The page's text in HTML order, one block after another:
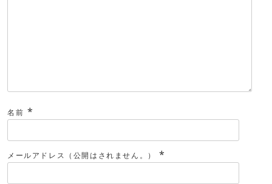
名前 *
メールアドレス（公開はされません。） *